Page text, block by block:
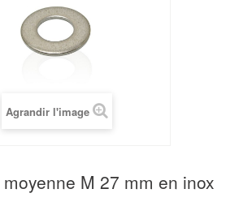
Agrandir l'image
M 27 mm en inox